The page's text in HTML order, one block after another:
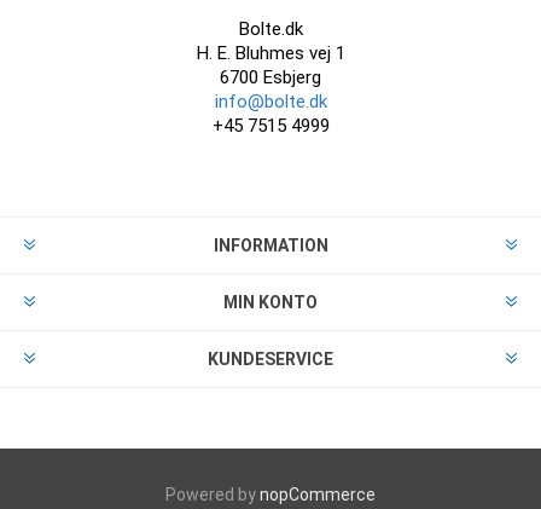
Bolte.dk
H. E. Bluhmes vej 1
6700 Esbjerg
info@bolte.dk
+45 7515 4999
INFORMATION
MIN KONTO
KUNDESERVICE
Powered bynopCommerce